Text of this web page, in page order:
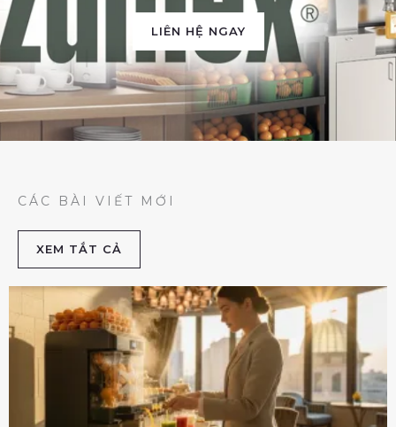
LIÊN HỆ NGAY
CÁC BÀI VIẾT MỚI
XEM TẮT CẢ